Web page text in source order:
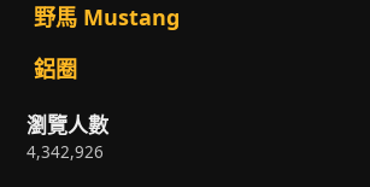
野馬 Mustang
鋁圈
瀏覽人數
4,342,926